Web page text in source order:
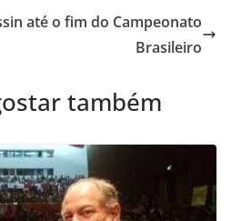
até o fim do Campeonato
Brasileiro
também